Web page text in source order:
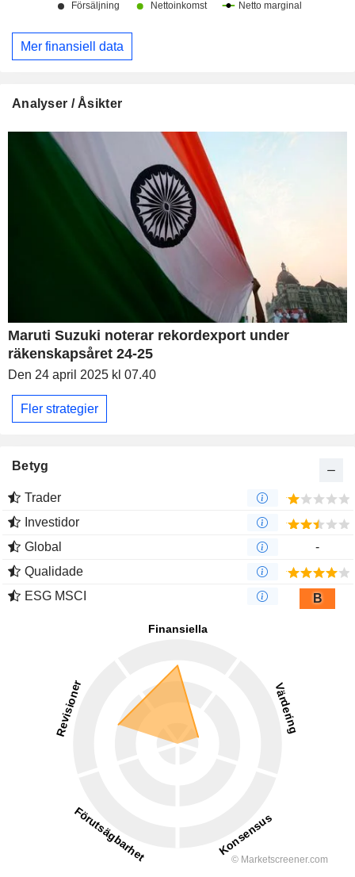
Mer finansiell data
Analyser / Åsikter
Maruti Suzuki noterar rekordexport under
räkenskapsåret 24-25
Den 24 april 2025 kl 07.40
Fler strategier
Betyg
Trader
Investidor
Global
-
Qualidade
ESG MSCI
B